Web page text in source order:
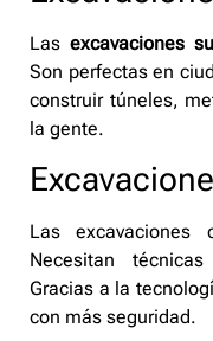
Las excavaciones
Son perfectas en
construir túneles,
la gente.
Las
Necesitan
Gracias a la
con más seguridad.